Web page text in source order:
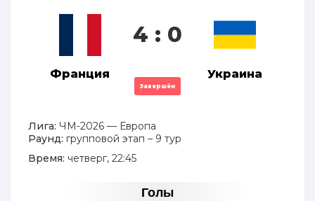
Франция
4 : 0
Завершён
Украина
Лига: ЧМ-2026 — Европа
Раунд: групповой этап – 9 тур
Время: четверг, 22:45
Голы